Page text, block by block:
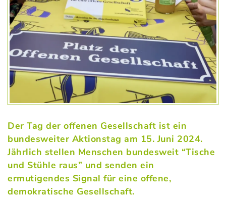
Der Tag der offenen Gesellschaft ist ein
bundesweiter Aktionstag am 15. Juni 2024.
Jährlich stellen Menschen bundesweit “Tische
und Stühle raus” und senden ein
ermutigendes Signal für eine offene,
demokratische Gesellschaft.